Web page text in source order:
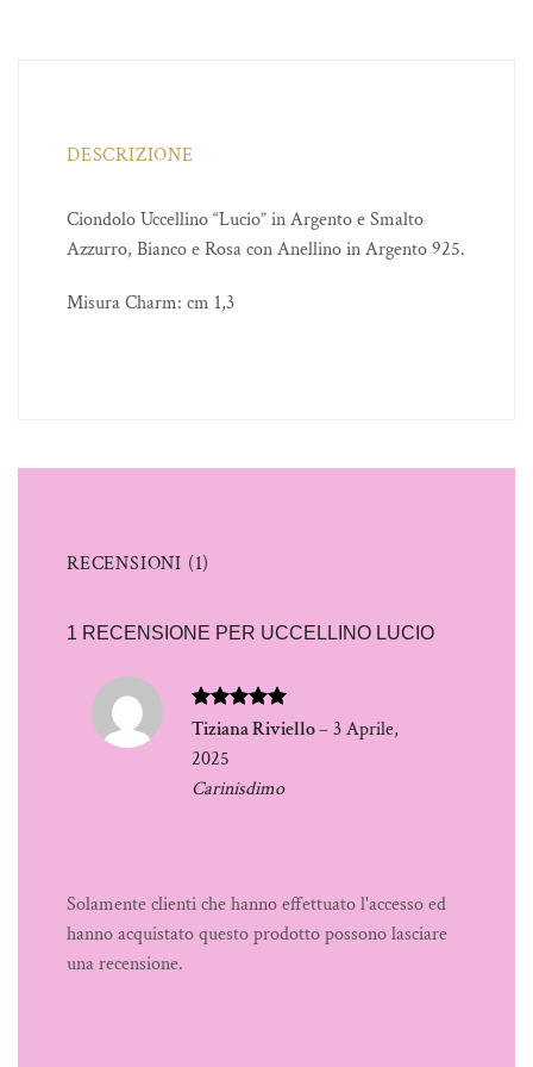
DESCRIZIONE
Ciondolo Uccellino “Lucio” in Argento e Smalto
Azzurro, Bianco e Rosa con Anellino in Argento 925.
Misura Charm: cm 1,3
RECENSIONI (1)
1 RECENSIONE PER UCCELLINO LUCIO
Valutato5
Tiziana Riviello– 3 Aprile,
2025
Carinisdimo
Solamente clienti che hanno effettuato l'accesso ed
hanno acquistato questo prodotto possono lasciare
una recensione.